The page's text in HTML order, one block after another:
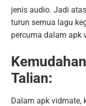
jenis audio. Jadi
turun semua lagu
percuma dalam apk
Talian:
Dalam apk vidmate,